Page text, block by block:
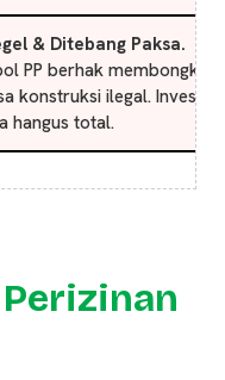
& Ditebang Paksa.
PP berhak membongkar
konstruksi ilegal. Investasi
hangus total.